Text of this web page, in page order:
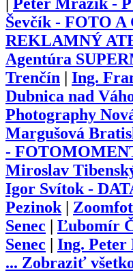
Peter Mrázik -
Ševčík - FOTO
REKLAMNÝ
Agentúra
Trenčín
Ing.
Dubnica nad
Photography
Margušová
-
Miroslav
Igor Svítok -
Pezinok|
Senec
Ľubomír
Senec
Ing. Peter
... Zobraziť